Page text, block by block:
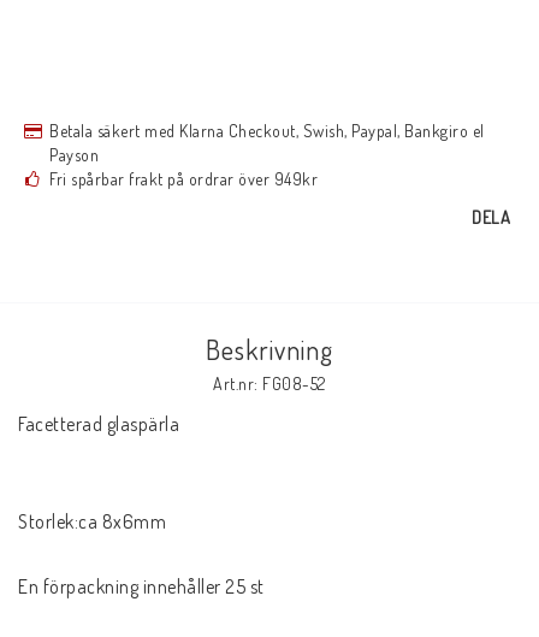
Betala säkert med Klarna Checkout, Swish, Paypal, Bankgiro el
Payson
Fri spårbar frakt på ordrar över 949kr
DELA
Beskrivning
Art.nr: FG08-52
Facetterad glaspärla
Storlek:ca 8x6mm
En förpackning innehåller 25 st